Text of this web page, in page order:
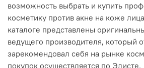
возможность выбрать и купить
косметику против акне на коже
каталоге представлены
ведущего производителя, который
зарекомендовал себя на рынке
покупок осуществляется по Элисте.